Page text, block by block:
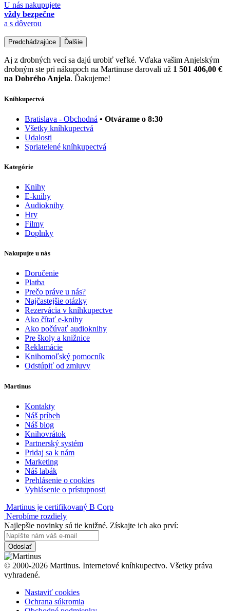
U nás nakupujete
vždy bezpečne
a s dôverou
Predchádzajúce Ďalšie
Aj z drobných vecí sa dajú urobiť veľké. Vďaka vašim Anjelským
drobným ste pri nákupoch na Martinuse darovali už 1 501 406,00 €
na Dobrého Anjela. Ďakujeme!
Kníhkupectvá
Bratislava - Obchodná • Otvárame o 8:30
Všetky kníhkupectvá
Udalosti
Spriatelené kníhkupectvá
Kategórie
Knihy
E-knihy
Audioknihy
Hry
Filmy
Doplnky
Nakupujte u nás
Doručenie
Platba
Prečo práve u nás?
Najčastejšie otázky
Rezervácia v kníhkupectve
Ako čítať e-knihy
Ako počúvať audioknihy
Pre školy a knižnice
Reklamácie
Knihomoľský pomocník
Odstúpiť od zmluvy
Martinus
Kontakty
Náš príbeh
Náš blog
Knihovrátok
Partnerský systém
Pridaj sa k nám
Marketing
Náš labák
Prehlásenie o cookies
Vyhlásenie o prístupnosti
Martinus je certifikovaný B Corp
Nerobíme rozdiely
Najlepšie novinky sú tie knižné. Získajte ich ako prví:
Odoslať
© 2000-2026 Martinus. Internetové kníhkupectvo. Všetky práva
vyhradené.
Nastaviť cookies
Ochrana súkromia